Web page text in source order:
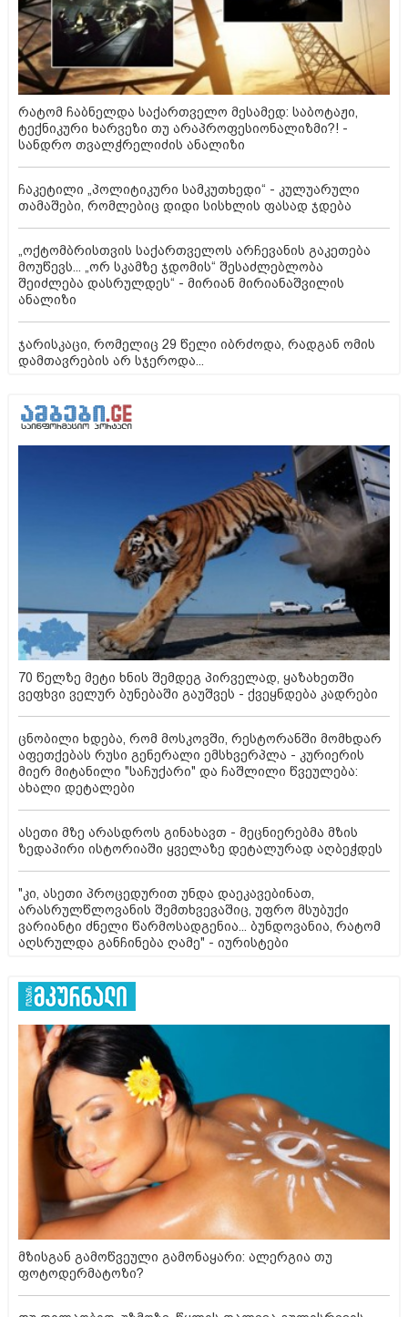
რატომ ჩაბნელდა საქართველო მესამედ: საბოტაჟი,
ტექნიკური ხარვეზი თუ არაპროფესიონალიზმი?! -
სანდრო თვალჭრელიძის ანალიზი
ჩაკეტილი „პოლიტიკური სამკუთხედი“ - კულუარული
თამაშები, რომლებიც დიდი სისხლის ფასად ჯდება
„ოქტომბრისთვის საქართველოს არჩევანის გაკეთება
მოუწევს... „ორ სკამზე ჯდომის“ შესაძლებლობა
შეიძლება დასრულდეს“ - მირიან მირიანაშვილის
ანალიზი
ჯარისკაცი, რომელიც 29 წელი იბრძოდა, რადგან ომის
დამთავრების არ სჯეროდა...
70 წელზე მეტი ხნის შემდეგ პირველად, ყაზახეთში
ვეფხვი ველურ ბუნებაში გაუშვეს - ქვეყნდება კადრები
ცნობილი ხდება, რომ მოსკოვში, რესტორანში მომხდარ
აფეთქებას რუსი გენერალი ემსხვერპლა - კურიერის
მიერ მიტანილი "საჩუქარი" და ჩაშლილი წვეულება:
ახალი დეტალები
ასეთი მზე არასდროს გინახავთ - მეცნიერებმა მზის
ზედაპირი ისტორიაში ყველაზე დეტალურად აღბეჭდეს
"კი, ასეთი პროცედურით უნდა დაეკავებინათ,
არასრულწლოვანის შემთხვევაშიც, უფრო მსუბუქი
ვარიანტი ძნელი წარმოსადგენია... ბუნდოვანია, რატომ
აღსრულდა განჩინება ღამე" - იურისტები
მზისგან გამოწვეული გამონაყარი: ალერგია თუ
ფოტოდერმატოზი?